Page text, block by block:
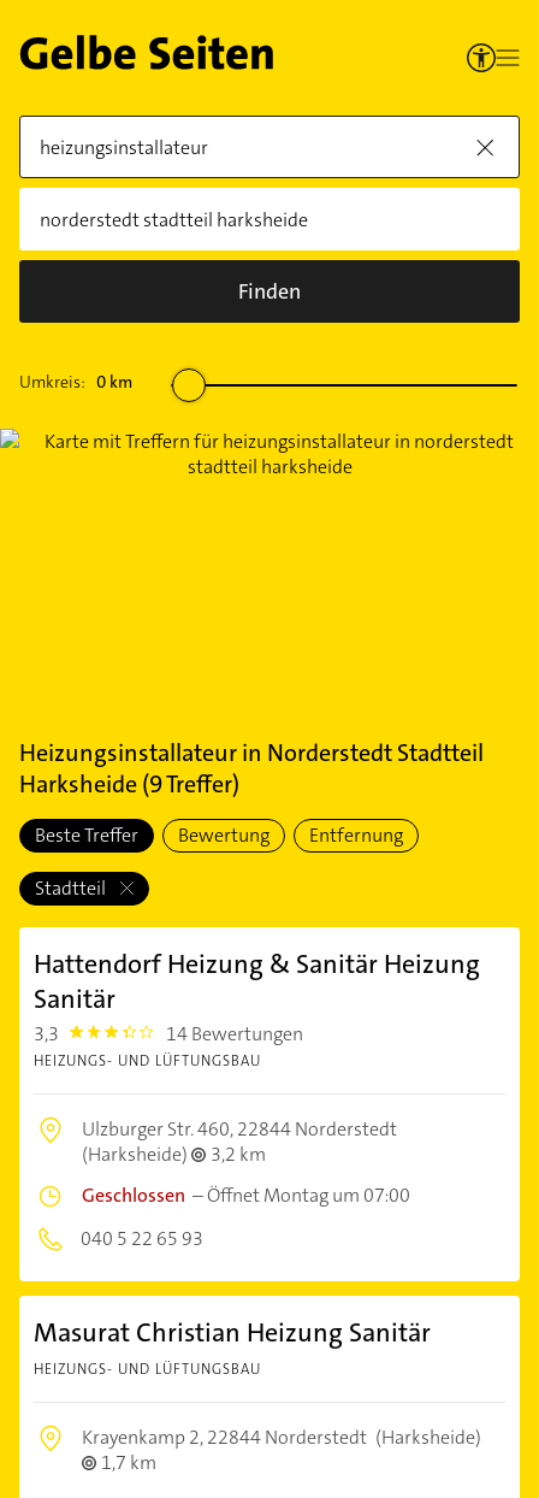
Finden
Umkreis: 0 km
Heizungsinstallateurin Norderstedt Stadtteil
Harksheide(9Treffer)
Beste Treffer Bewertung Entfernung
Stadtteil
Hattendorf Heizung & Sanitär Heizung
Sanitär
3,3 3.3 14 Bewertungen
HEIZUNGS- UND LÜFTUNGSBAU
Ulzburger Str. 460,22844 Norderstedt
(Harksheide)
3,2 km
Geschlossen –Öffnet Montag um 07:00
040 5 22 65 93
Masurat Christian Heizung Sanitär
HEIZUNGS- UND LÜFTUNGSBAU
Krayenkamp 2,22844 Norderstedt (Harksheide)
1,7 km